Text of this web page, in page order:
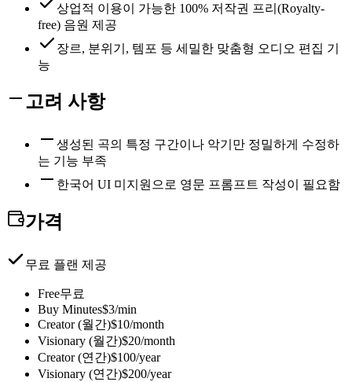
상업적 이용이 가능한 100% 저작권 프리(Royalty-
free) 음원 제공
장르, 분위기, 템포 등 세밀한 맞춤형 오디오 편집 기
능
고려 사항
생성된 곡의 특정 구간이나 악기만 정밀하게 수정하
는 기능 부족
한국어 UI 미지원으로 영문 프롬프트 작성이 필요함
가격
무료 플랜 제공
Free무료
Buy Minutes$3/min
Creator (월간)$10/month
Visionary (월간)$20/month
Creator (연간)$100/year
Visionary (연간)$200/year